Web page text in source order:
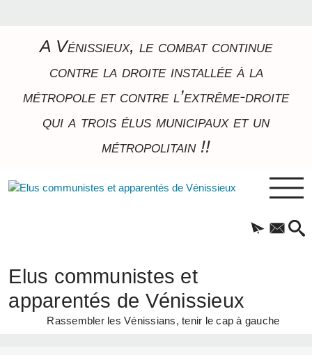
A Vénissieux, le combat continue
contre la droite installée à la
métropole et contre l’extrême-droite
qui a trois élus municipaux et un
métropolitain !!
Elus communistes et
apparentés de Vénissieux
Rassembler les Vénissians, tenir le cap à gauche